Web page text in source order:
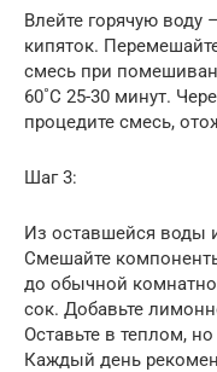
Влейте горячую воду
кипяток.
смесь при
60˚С 25-30 минут.
процедите смесь,
Шаг 3:
Из оставшейся воды
Смешайте
до обычной
сок. Добавьте
Оставьте в теплом, но
Каждый день